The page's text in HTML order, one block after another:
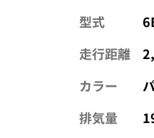
型式
走行距離
カラー
排気量